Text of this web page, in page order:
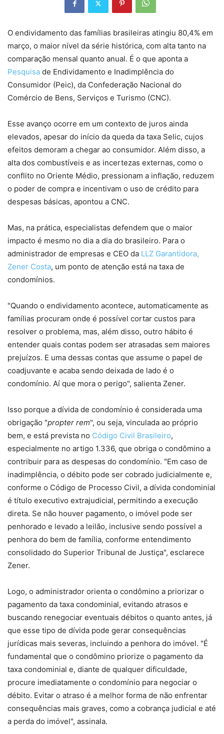
O endividamento das famílias brasileiras atingiu 80,4% em
março, o maior nível da série histórica, com alta tanto na
comparação mensal quanto anual. É o que aponta a
Pesquisa de Endividamento e Inadimplência do
Consumidor (Peic), da Confederação Nacional do
Comércio de Bens, Serviços e Turismo (CNC).
Esse avanço ocorre em um contexto de juros ainda
elevados, apesar do início da queda da taxa Selic, cujos
efeitos demoram a chegar ao consumidor. Além disso, a
alta dos combustíveis e as incertezas externas, como o
conflito no Oriente Médio, pressionam a inflação, reduzem
o poder de compra e incentivam o uso de crédito para
despesas básicas, apontou a CNC.
Mas, na prática, especialistas defendem que o maior
impacto é mesmo no dia a dia do brasileiro. Para o
administrador de empresas e CEO da LLZ Garantidora,
Zener Costa, um ponto de atenção está na taxa de
condomínios.
"Quando o endividamento acontece, automaticamente as
famílias procuram onde é possível cortar custos para
resolver o problema, mas, além disso, outro hábito é
entender quais contas podem ser atrasadas sem maiores
prejuízos. E uma dessas contas que assume o papel de
coadjuvante e acaba sendo deixada de lado é o
condomínio. Aí que mora o perigo", salienta Zener.
Isso porque a dívida de condomínio é considerada uma
obrigação "propter rem", ou seja, vinculada ao próprio
bem, e está prevista no Código Civil Brasileiro,
especialmente no artigo 1.336, que obriga o condômino a
contribuir para as despesas do condomínio. "Em caso de
inadimplência, o débito pode ser cobrado judicialmente e,
conforme o Código de Processo Civil, a dívida condominial
é título executivo extrajudicial, permitindo a execução
direta. Se não houver pagamento, o imóvel pode ser
penhorado e levado a leilão, inclusive sendo possível a
penhora do bem de família, conforme entendimento
consolidado do Superior Tribunal de Justiça", esclarece
Zener.
Logo, o administrador orienta o condômino a priorizar o
pagamento da taxa condominial, evitando atrasos e
buscando renegociar eventuais débitos o quanto antes, já
que esse tipo de dívida pode gerar consequências
jurídicas mais severas, incluindo a penhora do imóvel. "É
fundamental que o condômino priorize o pagamento da
taxa condominial e, diante de qualquer dificuldade,
procure imediatamente o condomínio para negociar o
débito. Evitar o atraso é a melhor forma de não enfrentar
consequências mais graves, como a cobrança judicial e até
a perda do imóvel", assinala.